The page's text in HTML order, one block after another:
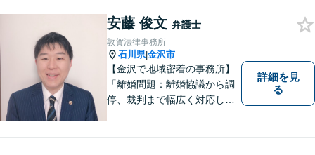
安藤 俊文 弁護士
敦賀法律事務所
石川県|金沢市
【金沢で地域密着の事務所】
「離婚問題：離婚協議から調
停、裁判まで幅広く対応し、
詳細を見
る